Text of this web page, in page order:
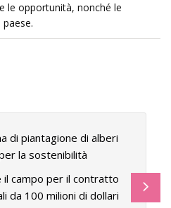
le opportunità, nonché le
di piantagione di alberi
la sostenibilità
il campo per il contratto
da 100 milioni di dollari